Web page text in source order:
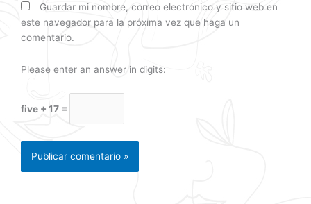
Guardar mi nombre, correo electrónico y sitio web en
este navegador para la próxima vez que haga un
comentario.
Please enter an answer in digits:
five + 17 =